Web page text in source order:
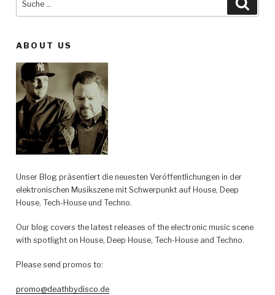
ABOUT US
Unser Blog präsentiert die neuesten Veröffentlichungen in der
elektronischen Musikszene mit Schwerpunkt auf House, Deep
House, Tech-House und Techno.
Our blog covers the latest releases of the electronic music scene
with spotlight on House, Deep House, Tech-House and Techno.
Please send promos to:
promo@deathbydisco.de